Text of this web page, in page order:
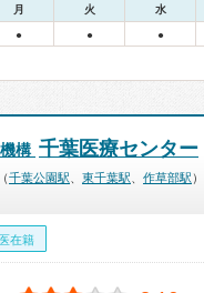
月 火 水
● ● ●
構 千葉医療センター
千葉公園駅 東千葉駅 作草部駅 ）
在籍